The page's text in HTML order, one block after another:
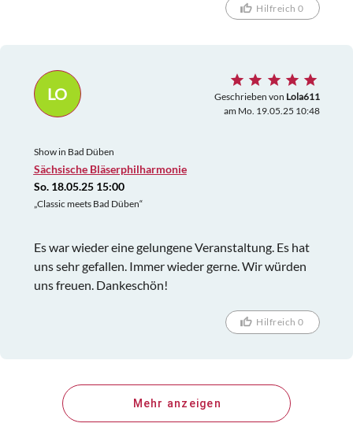
Hilfreich 0
LO Geschrieben von Lola611
am Mo. 19.05.25 10:48
Show in Bad Düben
Sächsische Bläserphilharmonie
So. 18.05.25 15:00
„Classic meets Bad Düben“
Es war wieder eine gelungene Veranstaltung. Es hat
uns sehr gefallen. Immer wieder gerne. Wir würden
uns freuen. Dankeschön!
Hilfreich 0
Mehr anzeigen